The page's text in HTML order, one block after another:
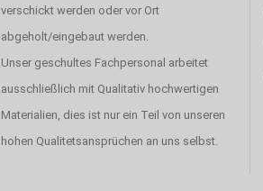
verschickt werden oder vor Ort
abgeholt/eingebaut werden.
Unser geschultes Fachpersonal arbeitet
ausschließlich mit Qualitativ hochwertigen
Materialien, dies ist nur ein Teil von unseren
hohen Qualitetsansprüchen an uns selbst.